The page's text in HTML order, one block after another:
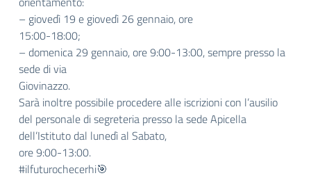
– giovedì 19 e giovedì 26 gennaio, ore
15:00-18:00;
– domenica 29 gennaio, ore 9:00-13:00, sempre presso la
sede di via
Giovinazzo.
Sarà inoltre possibile procedere alle iscrizioni con l’ausilio
del personale di segreteria presso la sede Apicella
dell’Istituto dal lunedì al Sabato,
ore 9:00-13:00.
#ilfuturochecerhi🎯